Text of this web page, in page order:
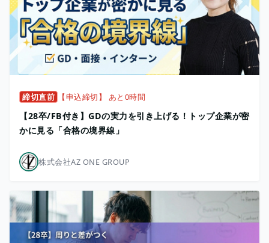
締切直前 【申込締切】 あと0時間
【28卒/FB付き】GDの実力を引き上げる！トップ企業が密
かに見る「合格の境界線」
株式会社AZ ONE GROUP